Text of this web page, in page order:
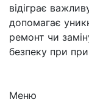
відіграє
допомагає
ремонт чи
безпеку при
Меню